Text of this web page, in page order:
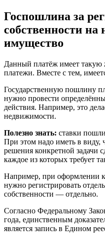
Госпошлина за
собственности на
имущество
Данный платёж имеет такую
платежи. Вместе с тем,
Государственную пошлину
нужно провести
действия. Например, это
недвижимости.
Полезно знать: ставки
При этом надо иметь в виду,
решения конкретной задачи
каждое из которых требует
Например, при оформлении
нужно регистрировать
собственности — отдельно.
Согласно Федеральному
года, единственным
является запись в Едином